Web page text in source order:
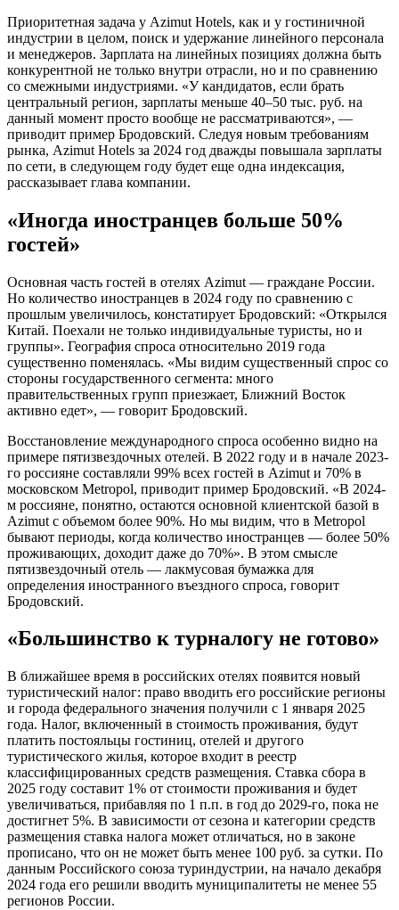
Приоритетная задача у Azimut Hotels, как и у гостиничной
индустрии в целом, поиск и удержание линейного персонала
и менеджеров. Зарплата на линейных позициях должна быть
конкурентной не только внутри отрасли, но и по сравнению
со смежными индустриями. «У кандидатов, если брать
центральный регион, зарплаты меньше 40–50 тыс. руб. на
данный момент просто вообще не рассматриваются», —
приводит пример Бродовский. Следуя новым требованиям
рынка, Azimut Hotels за 2024 год дважды повышала зарплаты
по сети, в следующем году будет еще одна индексация,
рассказывает глава компании.
«Иногда иностранцев больше 50%
гостей»
Основная часть гостей в отелях Azimut — граждане России.
Но количество иностранцев в 2024 году по сравнению с
прошлым увеличилось, констатирует Бродовский: «Открылся
Китай. Поехали не только индивидуальные туристы, но и
группы». География спроса относительно 2019 года
существенно поменялась. «Мы видим существенный спрос со
стороны государственного сегмента: много
правительственных групп приезжает, Ближний Восток
активно едет», — говорит Бродовский.
Восстановление международного спроса особенно видно на
примере пятизвездочных отелей. В 2022 году и в начале 2023-
го россияне составляли 99% всех гостей в Azimut и 70% в
московском Metropol, приводит пример Бродовский. «В 2024-
м россияне, понятно, остаются основной клиентской базой в
Azimut с объемом более 90%. Но мы видим, что в Metropol
бывают периоды, когда количество иностранцев — более 50%
проживающих, доходит даже до 70%». В этом смысле
пятизвездочный отель — лакмусовая бумажка для
определения иностранного въездного спроса, говорит
Бродовский.
«Большинство к турналогу не готово»
В ближайшее время в российских отелях появится новый
туристический налог: право вводить его российские регионы
и города федерального значения получили с 1 января 2025
года. Налог, включенный в стоимость проживания, будут
платить постояльцы гостиниц, отелей и другого
туристического жилья, которое входит в реестр
классифицированных средств размещения. Ставка сбора в
2025 году составит 1% от стоимости проживания и будет
увеличиваться, прибавляя по 1 п.п. в год до 2029-го, пока не
достигнет 5%. В зависимости от сезона и категории средств
размещения ставка налога может отличаться, но в законе
прописано, что он не может быть менее 100 руб. за сутки. По
данным Российского союза туриндустрии, на начало декабря
2024 года его решили вводить муниципалитеты не менее 55
регионов России.